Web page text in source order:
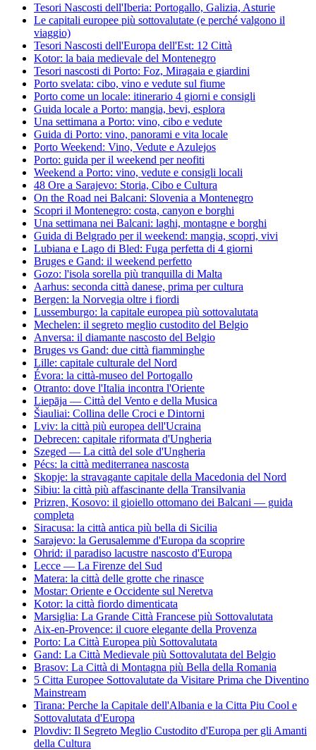
Tesori Nascosti dell'Iberia: Portogallo, Galizia, Asturie
Le capitali europee più sottovalutate (e perché valgono il
viaggio)
Tesori Nascosti dell'Europa dell'Est: 12 Città
Kotor: la baia medievale del Montenegro
Tesori nascosti di Porto: Foz, Miragaia e giardini
Porto svelata: cibo, vino e vedute sul fiume
Porto come un locale: itinerario 4 giorni e consigli
Guida locale a Porto: mangia, bevi, esplora
Una settimana a Porto: vino, cibo e vedute
Guida di Porto: vino, panorami e vita locale
Porto Weekend: Vino, Vedute e Azulejos
Porto: guida per il weekend per neofiti
Weekend a Porto: vino, vedute e consigli locali
48 Ore a Sarajevo: Storia, Cibo e Cultura
On the Road nei Balcani: Slovenia a Montenegro
Scopri il Montenegro: costa, canyon e borghi
Una settimana nei Balcani: laghi, montagne e borghi
Guida di Belgrado per il weekend: mangia, scopri, vivi
Lubiana e Lago di Bled: Fuga perfetta di 4 giorni
Bruges e Gand: il weekend perfetto
Gozo: l'isola sorella più tranquilla di Malta
Aarhus: seconda città danese, prima per cultura
Bergen: la Norvegia oltre i fiordi
Lussemburgo: la capitale europea più sottovalutata
Mechelen: il segreto meglio custodito del Belgio
Anversa: il diamante nascosto del Belgio
Bruges vs Gand: due città fiamminghe
Lille: capitale culturale del Nord
Évora: la città-museo del Portogallo
Otranto: dove l'Italia incontra l'Oriente
Liepāja — Città del Vento e della Musica
Šiauliai: Collina delle Croci e Dintorni
Lviv: la città più europea dell'Ucraina
Debrecen: capitale riformata d'Ungheria
Szeged — La città del sole d'Ungheria
Pécs: la città mediterranea nascosta
Skopje: la stravagante capitale della Macedonia del Nord
Sibiu: la città più affascinante della Transilvania
Prizren, Kosovo: il gioiello ottomano dei Balcani — guida
completa
Siracusa: la città antica più bella di Sicilia
Sarajevo: la Gerusalemme d'Europa da scoprire
Ohrid: il paradiso lacustre nascosto d'Europa
Lecce — La Firenze del Sud
Matera: la città delle grotte che rinasce
Mostar: Oriente e Occidente sul Neretva
Kotor: la città fiordo dimenticata
Marsiglia: La Grande Città Francese più Sottovalutata
Aix-en-Provence: il cuore elegante della Provenza
Porto: La Città Europea più Sottovalutata
Gand: La Città Medievale più Sottovalutata del Belgio
Brasov: La Città di Montagna più Bella della Romania
5 Citta Europee Sottovalutate da Visitare Prima che Diventino
Mainstream
Tirana: Perche la Capitale dell'Albania e la Citta Piu Cool e
Sottovalutata d'Europa
Plovdiv: Il Segreto Meglio Custodito d'Europa per gli Amanti
della Cultura